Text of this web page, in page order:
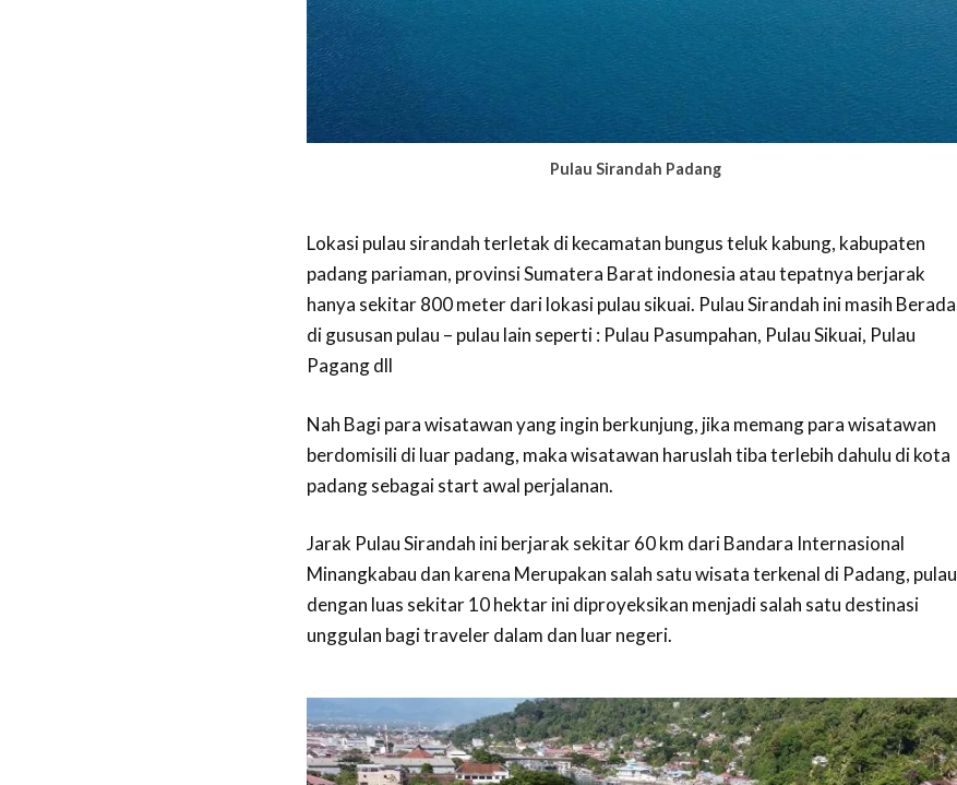
Pulau Sirandah Padang
Lokasi pulau sirandah terletak di kecamatan bungus teluk kabung, kabupaten
padang pariaman, provinsi Sumatera Barat indonesia atau tepatnya berjarak
hanya sekitar 800 meter dari lokasi pulau sikuai. Pulau Sirandah ini masih Berada
di gususan pulau – pulau lain seperti : Pulau Pasumpahan, Pulau Sikuai, Pulau
Pagang dll
Nah Bagi para wisatawan yang ingin berkunjung, jika memang para wisatawan
berdomisili di luar padang, maka wisatawan haruslah tiba terlebih dahulu di kota
padang sebagai start awal perjalanan.
Jarak Pulau Sirandah ini berjarak sekitar 60 km dari Bandara Internasional
Minangkabau dan karena Merupakan salah satu wisata terkenal di Padang, pulau
dengan luas sekitar 10 hektar ini diproyeksikan menjadi salah satu destinasi
unggulan bagi traveler dalam dan luar negeri.